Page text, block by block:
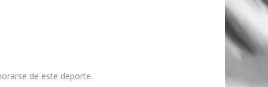
de este deporte.